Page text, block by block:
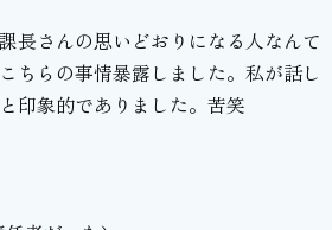
長さんの思いどおりになる人なんて
ちらの事情暴露しました。私が話し
印象的でありました。苦笑